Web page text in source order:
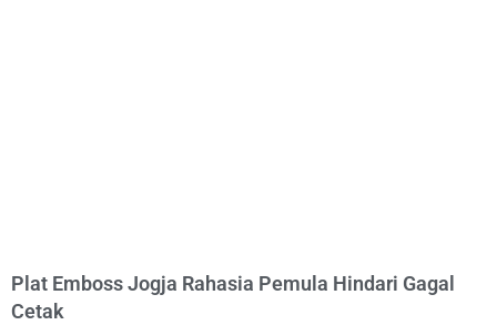
Plat Emboss Jogja Rahasia Pemula Hindari Gagal
Cetak